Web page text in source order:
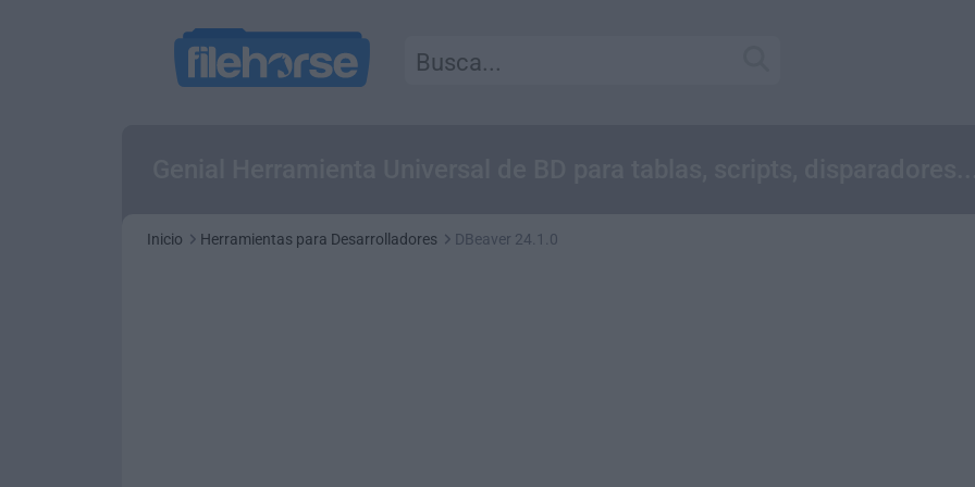
Inicio Herramientas para Desarrolladores DBeaver 24.1.0